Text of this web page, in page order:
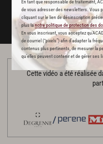
En tant que responsable de traitement,
de vous adresser des newsletters. Vous
cliquant sur le lien de désinscription
plus lanotre politique de protection des
En vous inscrivant, vous acceptez
de courriel (“pixels”) afin d’adapter la
contenus plus pertinents, de mesurer la
qu’elles peuvent contenir et de gérer ses
JE
DÉJÀ
Cette vidéo a été réalisée